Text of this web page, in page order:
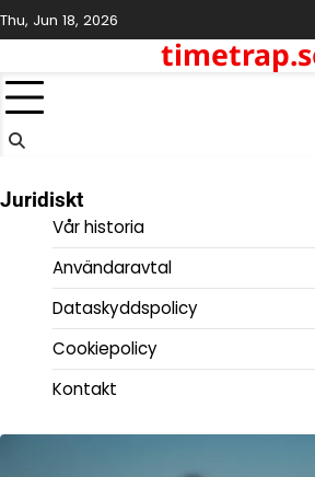
Skip
to
Thu, Jun 18, 2026
Juridiskt
Vår historia
Användaravtal
Dataskyddspolicy
Cookiepolicy
Kontakt